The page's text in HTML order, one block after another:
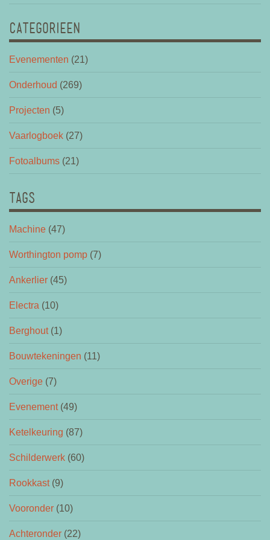
CATEGORIEEN
Evenementen (21)
Onderhoud (269)
Projecten (5)
Vaarlogboek (27)
Fotoalbums (21)
TAGS
Machine (47)
Worthington pomp (7)
Ankerlier (45)
Electra (10)
Berghout(1)
Bouwtekeningen (11)
Overige (7)
Evenement(49)
Ketelkeuring (87)
Schilderwerk (60)
Rookkast(9)
Vooronder (10)
Achteronder (22)